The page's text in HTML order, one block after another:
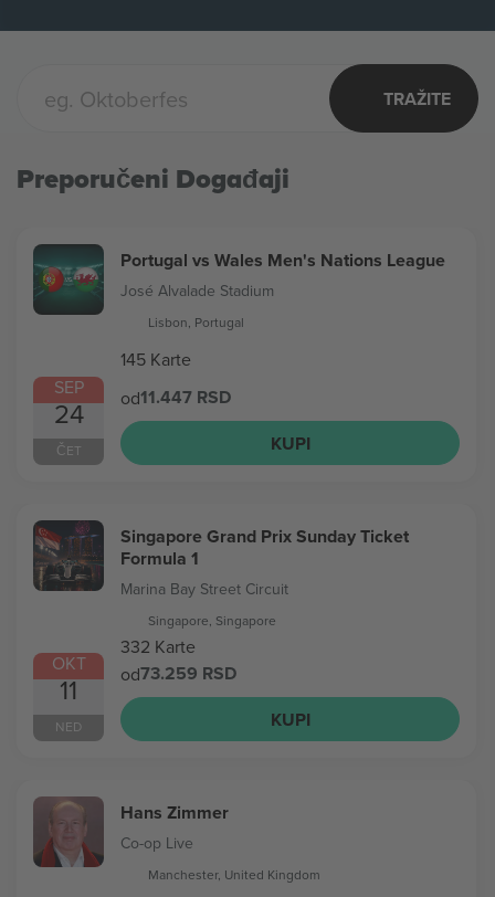
TRAŽITE
Preporučeni Događaji
SEP
24
ČET
Portugal vs Wales Men's Nations League
José Alvalade Stadium
Lisbon, Portugal
145 Karte
od11.447 RSD
KUPI
OKT
11
NED
Singapore Grand Prix Sunday Ticket
Formula 1
Marina Bay Street Circuit
Singapore, Singapore
332 Karte
od73.259 RSD
KUPI
Hans Zimmer
Co-op Live
Manchester, United Kingdom